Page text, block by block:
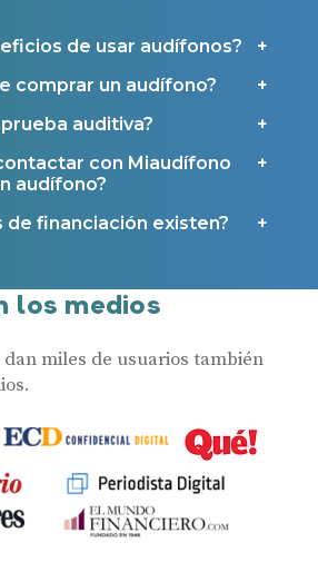
de usar audífonos?
comprar un audífono?
auditiva?
con Miaudífono
audífono?
de financiación existen?
los medios
miles de usuarios también